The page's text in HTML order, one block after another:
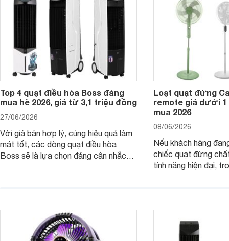
Top 4 quạt điều hòa Boss đáng
mua hè 2026, giá từ 3,1 triệu đồng
27/06/2026
Với giá bán hợp lý, cùng hiệu quả làm
mát tốt, các dòng quạt điều hòa
Boss sẽ là lựa chọn đáng cân nhắc
Loạt quạt đứng
remote giá dưới
mua 2026
08/06/2026
Nếu khách hàng
chiếc quạt đứng
tính năng hiện đại,